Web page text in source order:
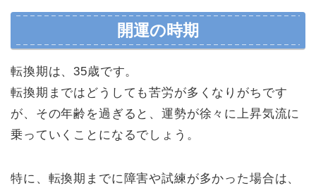
開運の時期
転換期は、35歳です。
転換期まではどうしても苦労が多くなりがちです
が、その年齢を過ぎると、運勢が徐々に上昇気流に
乗っていくことになるでしょう。
特に、転換期までに障害や試練が多かった場合は、